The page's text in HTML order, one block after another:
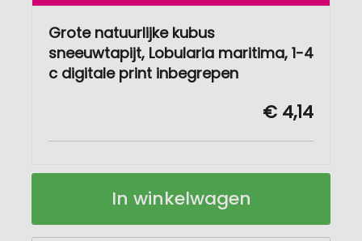
Grote natuurlijke kubus
sneeuwtapijt, Lobularia maritima, 1-4
c digitale print inbegrepen
€ 4,14
Grote
sneeuwtapijt
Op
In winkelwagen